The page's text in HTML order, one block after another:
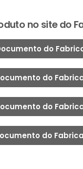
no site do
do
do
do
do